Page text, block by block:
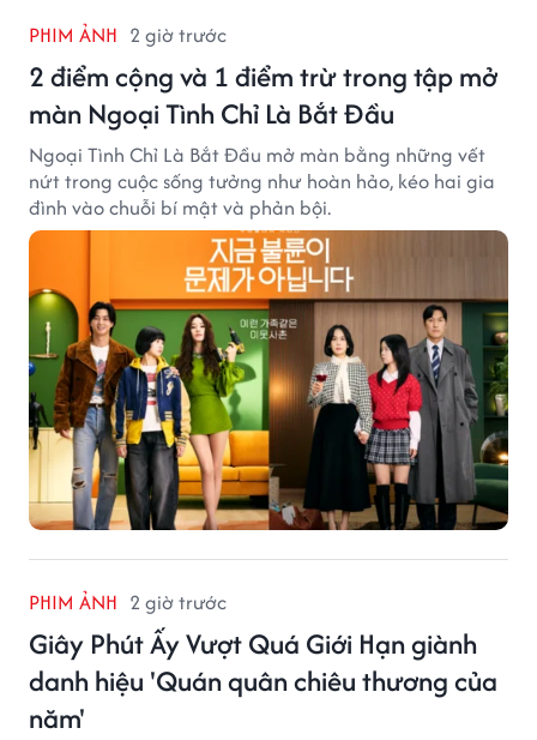
PHIM ẢNH 2 giờ trước
2 điểm cộng và 1 điểm trừ trong tập mở
màn Ngoại Tình Chỉ Là Bắt Đầu
Ngoại Tình Chỉ Là Bắt Đầu mở màn bằng những vết
nứt trong cuộc sống tưởng như hoàn hảo, kéo hai gia
đình vào chuỗi bí mật và phản bội.
PHIM ẢNH 2 giờ trước
Giây Phút Ấy Vượt Quá Giới Hạn giành
danh hiệu 'Quán quân chiêu thương của
năm'